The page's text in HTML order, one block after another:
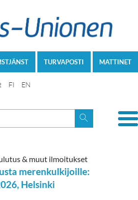
MATTINET
TURVAPOSTI
FI EN
& muut ilmoitukset
merenkulkijoille:
Helsinki